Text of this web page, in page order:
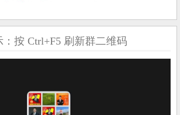
：按 Ctrl+F5 刷新群二维码